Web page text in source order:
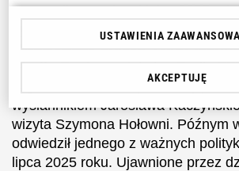
kampanii prezydenckiej w 2025
dyplomy odebrali równieżDominika
("Newsweek Polska") oraz
(Radio ZET)za artykuły: „Radio
Szymon Hołownia spotkał się pod
wysłannikiem Jarosława
wizyta Szymona Hołowni. Późnym
odwiedził jednego z ważnych
lipca 2025 roku. Ujawnione przez
USTAWIENIA
AKCEPTUJĘ